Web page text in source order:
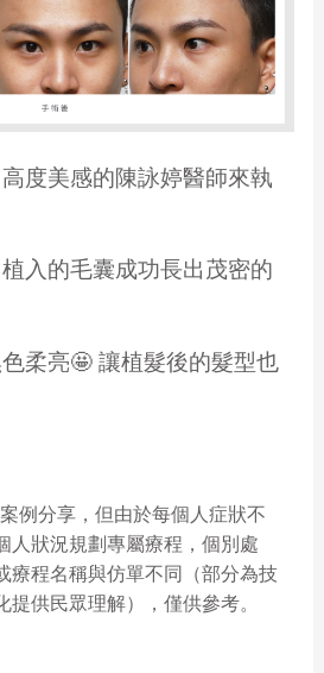
度美感的陳詠婷醫師來執
入的毛囊成功長出茂密的
柔亮🤩 讓植髮後的髮型也
例分享，但由於每個人症狀不
人狀況規劃專屬療程，個別處
療程名稱與仿單不同（部分為技
供民眾理解），僅供參考。